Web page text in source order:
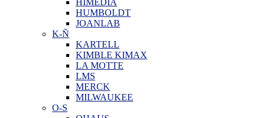
HUMBOLDT
JOANLAB
K-Ñ
KARTELL
KIMBLE KIMAX
LA MOTTE
LMS
MERCK
MILWAUKEE
O-S